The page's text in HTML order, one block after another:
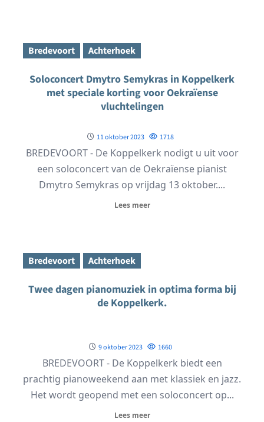
Bredevoort Achterhoek
Soloconcert Dmytro Semykras in Koppelkerk
met speciale korting voor Oekraïense
vluchtelingen
11 oktober 2023 1718
BREDEVOORT - De Koppelkerk nodigt u uit voor
een soloconcert van de Oekraïense pianist
Dmytro Semykras op vrijdag 13 oktober....
Lees meer
Bredevoort Achterhoek
Twee dagen pianomuziek in optima forma bij
de Koppelkerk.
9 oktober 2023 1660
BREDEVOORT - De Koppelkerk biedt een
prachtig pianoweekend aan met klassiek en jazz.
Het wordt geopend met een soloconcert op...
Lees meer